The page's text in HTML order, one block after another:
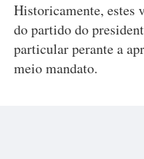
Historicamente, estes
do partido do
particular perante a
meio mandato.